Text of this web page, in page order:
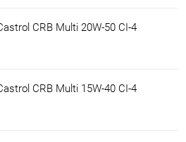
CRB Multi 20W-50 CI-4
CRB Multi 15W-40 CI-4